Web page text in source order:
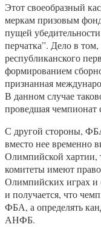
Этот своеобразный
меркам призовым
пущей
перчатка”. Дело в
республиканского
формированием
признанная
В данном случае
проведшая чемпионат
С другой стороны,
вместо нее временно
Олимпийской хартии,
комитеты имеют право
Олимпийских играх и
и получается, что
ФБА, а определять
АНФБ.